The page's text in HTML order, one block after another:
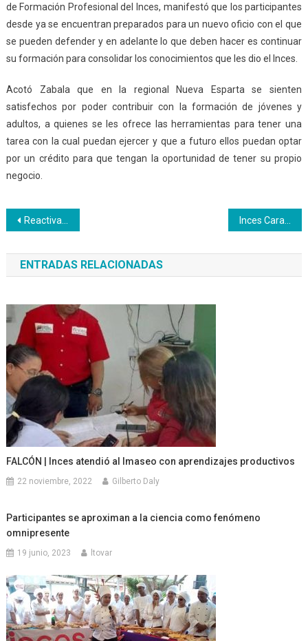
de Formación Profesional del Inces, manifestó que los participantes
desde ya se encuentran preparados para un nuevo oficio con el que
se pueden defender y en adelante lo que deben hacer es continuar
su formación para consolidar los conocimientos que les dio el Inces.
Acotó Zabala que en la regional Nueva Esparta se sienten
satisfechos por poder contribuir con la formación de jóvenes y
adultos, a quienes se les ofrece las herramientas para tener una
tarea con la cual puedan ejercer y que a futuro ellos puedan optar
por un crédito para que tengan la oportunidad de tener su propio
negocio.
Navegación
de
entradas
Reactivación de la conexión a internet en el CFS Bermúdez
ENTRADAS RELACIONADAS
FALCÓN | Inces atendió aI Imaseo con aprendizajes productivos
22 noviembre, 2022 Gilberto Daly
Participantes se aproximan a la ciencia como fenómeno
omnipresente
19 junio, 2023 ltovar